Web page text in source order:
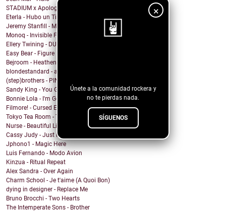
×
Únete a la comunidad rockera y
no te pierdas nada.
SÍGUENOS
STADIUM x Apologygrl - Ocean Wave
Eterla - Hubo un Tiempo
Jeremy Stanfill - Moving Day
Monoq - Invisible Finish Line
Ellery Twining - DUSTY SPRINGFIELD'S RECORD COLLEC...
Easy Bear - Figure It Out
Bejroom - Heathens
blondestandard - arms of another
(step)brothers - PINOT NOIR
Sandy King - You Got Me Mixed Up With That Bottle
Bonnie Lola - I'm Going Home
Filmore! - Cursed Energy
Tokyo Tea Room - Tell Me How
Nurse - Beautiful Lie
Cassy Judy - Just For Being Who We Are
Jphono1 - Magic Here
Luis Fernando - Modo Avion
Kinzua - Ritual Repeat
Alex Sandra - Over Again
Charm School - Je t'aime (A Quoi Bon)
dying in designer - Replace Me
Bruno Brocchi - Two Hearts
The Intemperate Sons - Brother